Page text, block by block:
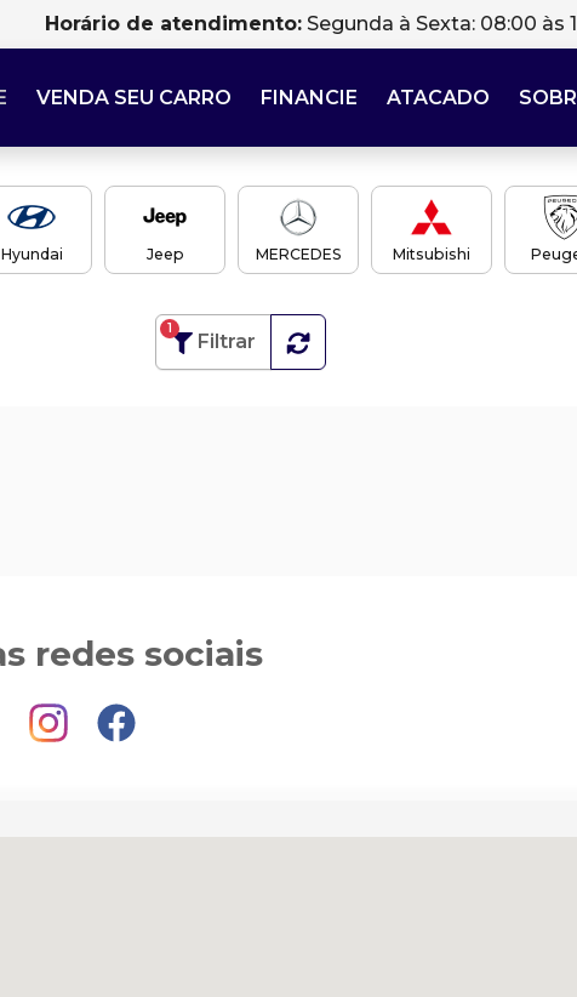
Horário de atendimento: Segunda à Sexta: 08:00 às
VENDA SEU CARRO FINANCIE ATACADO
Hyundai Jeep MERCEDES Mitsubishi
Filtrar
1
redes sociais